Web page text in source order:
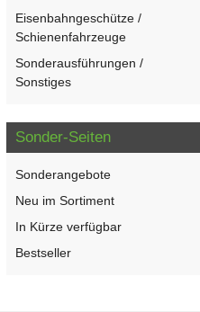
Eisenbahngeschütze /
Schienenfahrzeuge
Sonderausführungen /
Sonstiges
Sonder-Seiten
Sonderangebote
Neu im Sortiment
In Kürze verfügbar
Bestseller